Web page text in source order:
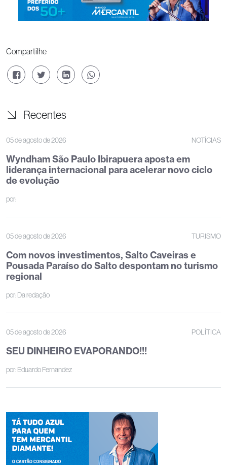
Compartilhe
Recentes
05 de agosto de 2026 NOTÍCIAS
Wyndham São Paulo Ibirapuera aposta em
liderança internacional para acelerar novo ciclo
de evolução
por:
05 de agosto de 2026 TURISMO
Com novos investimentos, Salto Caveiras e
Pousada Paraíso do Salto despontam no turismo
regional
por:Da redação
05 de agosto de 2026 POLÍTICA
SEU DINHEIRO EVAPORANDO!!!
por:Eduardo Fernandez